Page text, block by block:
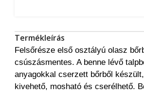
Termékleírás
Felsőrésze első osztályú olasz
csúszásmentes. A benne lévő
anyagokkal cserzett bőrből
kivehető, mosható és cserélhető.